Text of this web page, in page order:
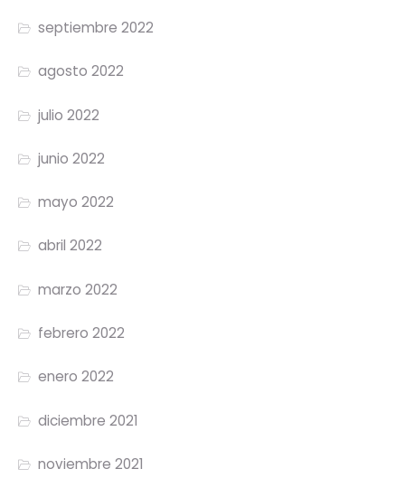
septiembre 2022
agosto 2022
julio 2022
junio 2022
mayo 2022
abril 2022
marzo 2022
febrero 2022
enero 2022
diciembre 2021
noviembre 2021